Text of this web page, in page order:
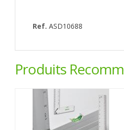
Ref. ASD10688
Produits